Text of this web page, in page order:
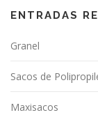
ENTRADAS
Granel
Sacos de
Maxisacos